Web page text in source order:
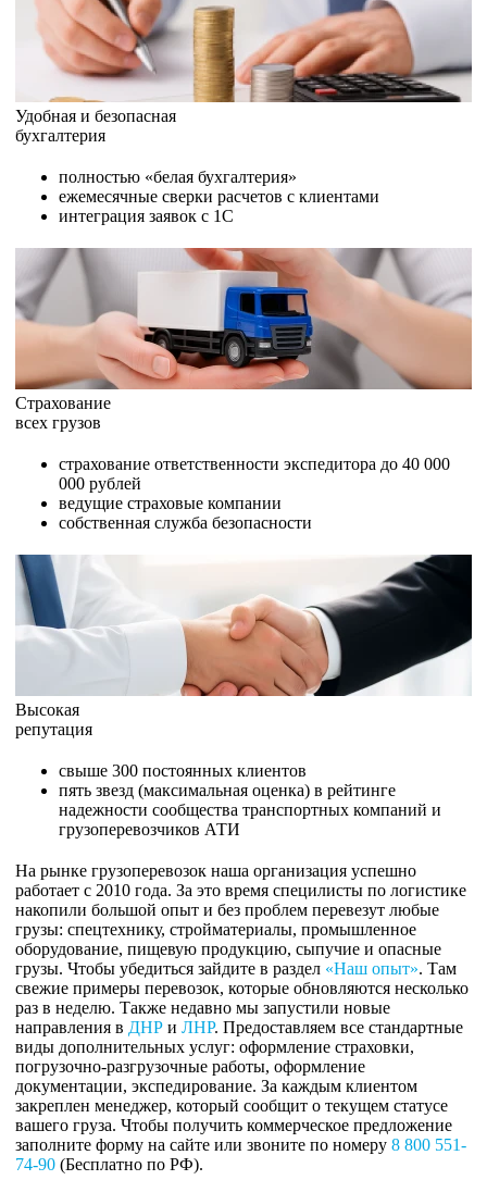
Удобная и безопасная
бухгалтерия
полностью «белая бухгалтерия»
ежемесячные сверки расчетов с клиентами
интеграция заявок с 1С
Страхование
всех грузов
страхование ответственности экспедитора до 40 000
000 рублей
ведущие страховые компании
собственная служба безопасности
Высокая
репутация
свыше 300 постоянных клиентов
пять звезд (максимальная оценка) в рейтинге
надежности сообщества транспортных компаний и
грузоперевозчиков АТИ
На рынке грузоперевозок наша организация успешно
работает с 2010 года. За это время специлисты по логистике
накопили большой опыт и без проблем перевезут любые
грузы: спецтехнику, стройматериалы, промышленное
оборудование, пищевую продукцию, сыпучие и опасные
грузы. Чтобы убедиться зайдите в раздел «Наш опыт». Там
свежие примеры перевозок, которые обновляются несколько
раз в неделю. Также недавно мы запустили новые
направления в ДНР и ЛНР. Предоставляем все стандартные
виды дополнительных услуг: оформление страховки,
погрузочно-разгрузочные работы, оформление
документации, экспедирование. За каждым клиентом
закреплен менеджер, который сообщит о текущем статусе
вашего груза. Чтобы получить коммерческое предложение
заполните форму на сайте или звоните по номеру 8 800 551-
74-90 (Бесплатно по РФ).